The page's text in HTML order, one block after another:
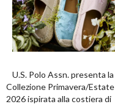
U.S. Polo Assn. presenta la
Collezione Primavera/Estate
2026 ispirata alla costiera di